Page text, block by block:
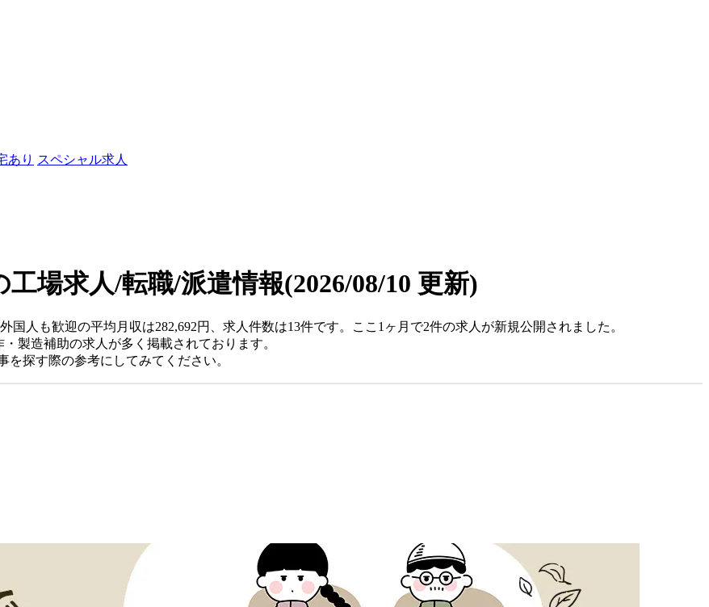
あり スペシャル求人
場求人/転職/派遣情報(2026/08/10 更新)
人も歓迎の平均月収は282,692円、求人件数は13件です。ここ1ヶ月で2件の求人が新規公開されました。
製造補助の求人が多く掲載されております。
探す際の参考にしてみてください。